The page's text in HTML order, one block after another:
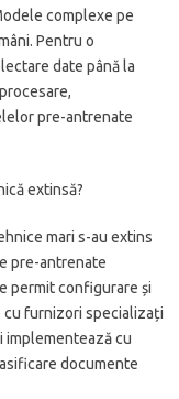
complexe pe
Pentru o
date până la
pre-antrenate
extinsă?
mari s-au extins
pre-antrenate
permit configurare și
cu furnizori specializați
implementează cu
documente